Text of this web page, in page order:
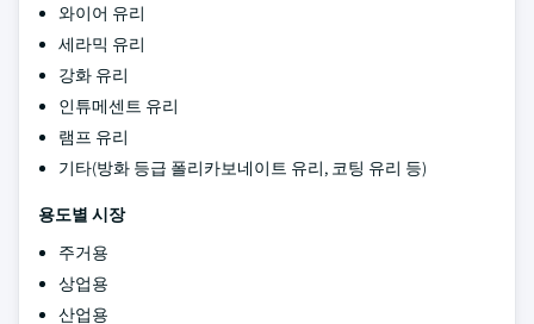
와이어 유리
세라믹 유리
강화 유리
인튜메센트 유리
램프 유리
기타(방화 등급 폴리카보네이트 유리, 코팅 유리 등)
용도별 시장
주거용
상업용
산업용